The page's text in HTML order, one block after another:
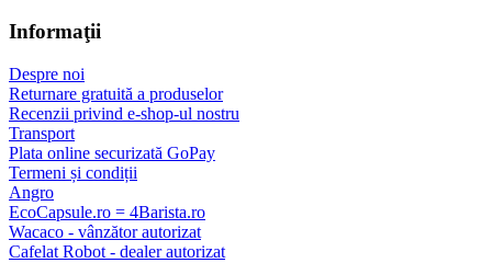
Informaţii
Despre noi
Returnare gratuită a produselor
Recenzii privind e-shop-ul nostru
Transport
Plata online securizată GoPay
Termeni și condiții
Angro
EcoCapsule.ro = 4Barista.ro
Wacaco - vânzător autorizat
Cafelat Robot - dealer autorizat